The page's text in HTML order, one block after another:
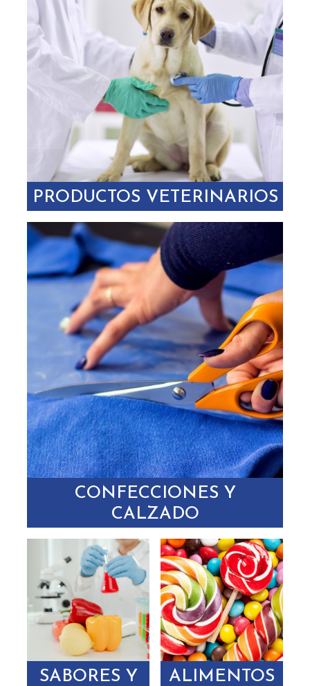
PRODUCTOS VETERINARIOS
CONFECCIONES Y
CALZADO
SABORES Y
ALIMENTOS